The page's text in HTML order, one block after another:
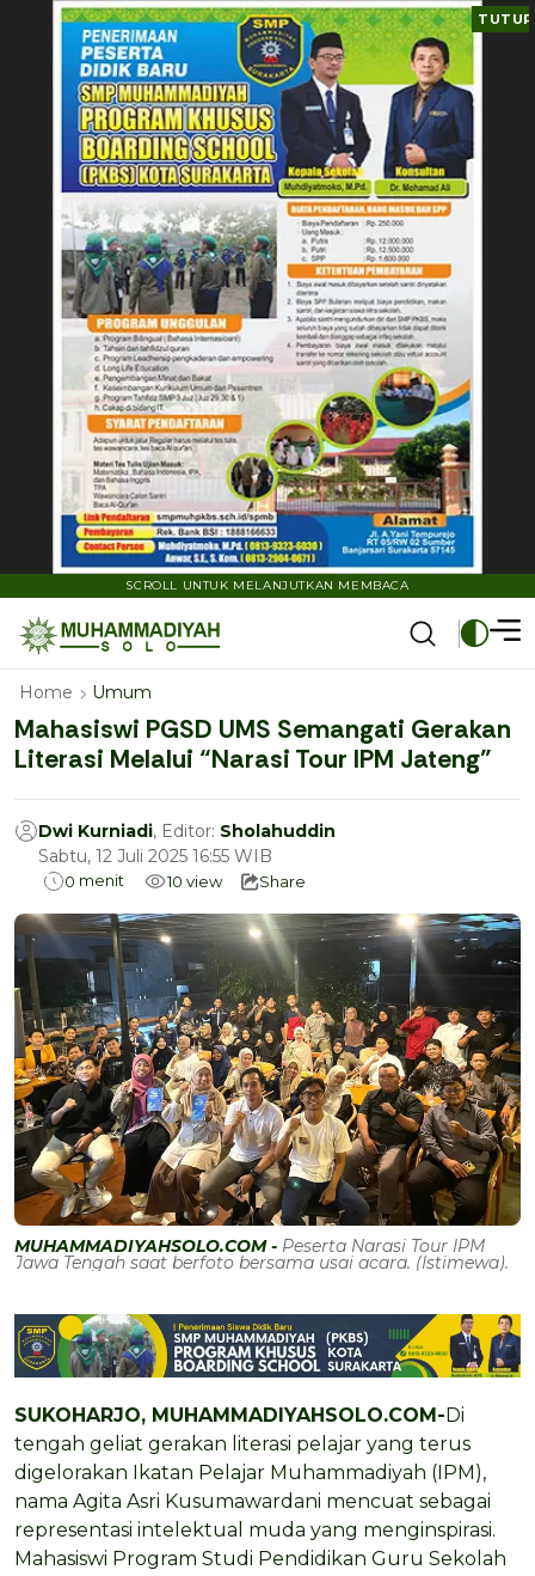
TUTUP
SCROLL UNTUK MELANJUTKAN MEMBACA
Home Umum
Mahasiswi PGSD UMS Semangati Gerakan
Literasi Melalui “Narasi Tour IPM Jateng”
Dwi Kurniadi, Editor: Sholahuddin
Sabtu, 12 Juli 2025 16:55 WIB
0 menit 10 view Share
MUHAMMADIYAHSOLO.COM - Peserta Narasi Tour IPM
Jawa Tengah saat berfoto bersama usai acara. (Istimewa).
SUKOHARJO, MUHAMMADIYAHSOLO.COM-Di
tengah geliat gerakan literasi pelajar yang terus
digelorakan Ikatan Pelajar Muhammadiyah (IPM),
nama Agita Asri Kusumawardani mencuat sebagai
representasi intelektual muda yang menginspirasi.
Mahasiswi Program Studi Pendidikan Guru Sekolah